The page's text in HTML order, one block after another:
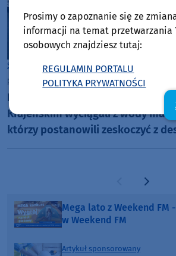
Sępólno Krajeńskie
piątek, 31 lipca 2026, 10:53
Ratownicy na plaży miejskiej w
Krajeńskim wyciągali z wody
którzy postanowili zeskoczyć z
Poprzednia
Mega lato z Weekend FM
w Weekend FM
Artykuł sponsorowany
Prosimy o zapoznanie się ze
informacji na temat przetwarzania
osobowych znajdziesz tutaj:
REGULAMIN PORTALU
POLITYKA PRYWATNOŚCI